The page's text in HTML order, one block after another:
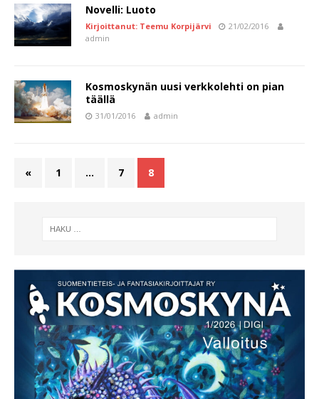
Novelli: Luoto
Kirjoittanut: Teemu Korpijärvi
21/02/2016
admin
Kosmoskynän uusi verkkolehti on pian
täällä
31/01/2016 admin
« 1 … 7 8